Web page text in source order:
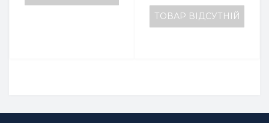
ТОВАР ВІДСУТНІЙ